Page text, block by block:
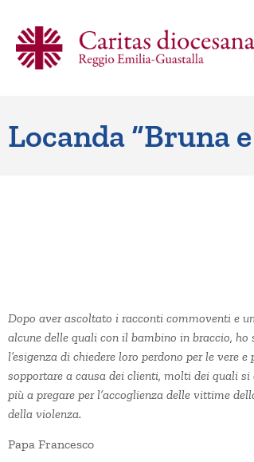
Locanda “Bruna
Dopo aver ascoltato i racconti commoventi e
alcune delle quali con il bambino in braccio,
l’esigenza di chiedere loro perdono per le vere
sopportare a causa dei clienti, molti dei quali
più a pregare per l’accoglienza delle vittime
della violenza.
Papa Francesco